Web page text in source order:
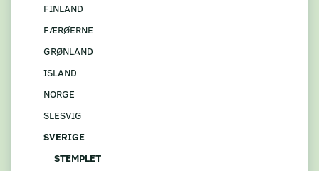
FINLAND
FÆRØERNE
GRØNLAND
ISLAND
NORGE
SLESVIG
SVERIGE
STEMPLET